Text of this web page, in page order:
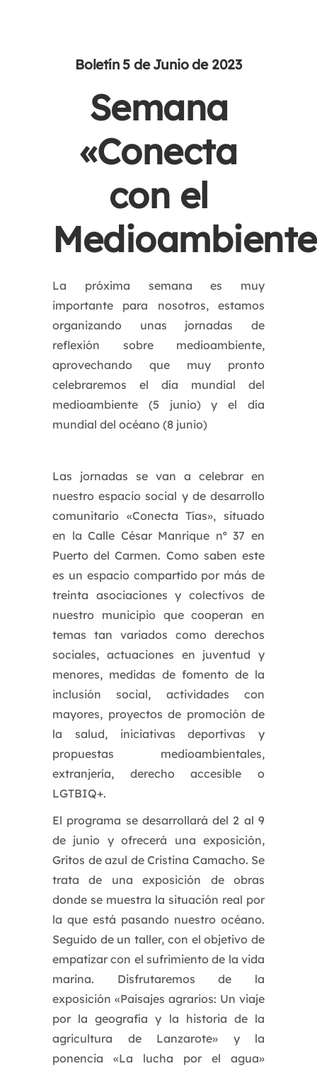
Boletín 5 de Junio de 2023
Semana
«Conecta
con el
La próxima semana es muy
importante para nosotros, estamos
organizando unas jornadas de
reflexión sobre medioambiente,
aprovechando que muy pronto
celebraremos el día mundial del
medioambiente (5 junio) y el día
mundial del océano (8 junio)
Las jornadas se van a celebrar en
nuestro espacio social y de desarrollo
comunitario «Conecta Tías», situado
en la Calle César Manrique nº 37 en
Puerto del Carmen. Como saben este
es un espacio compartido por más de
treinta asociaciones y colectivos de
nuestro municipio que cooperan en
temas tan variados como derechos
sociales, actuaciones en juventud y
menores, medidas de fomento de la
inclusión social, actividades con
mayores, proyectos de promoción de
la salud, iniciativas deportivas y
propuestas medioambientales,
extranjería, derecho accesible o
LGTBIQ+.
El programa se desarrollará del 2 al 9
de junio y ofrecerá una exposición,
Gritos de azul de Cristina Camacho. Se
trata de una exposición de obras
donde se muestra la situación real por
la que está pasando nuestro océano.
Seguido de un taller, con el objetivo de
empatizar con el sufrimiento de la vida
marina. Disfrutaremos de la
exposición «Paisajes agrarios: Un viaje
por la geografía y la historia de la
agricultura de Lanzarote» y la
ponencia «La lucha por el agua»